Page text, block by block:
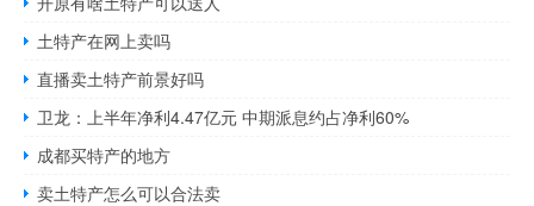
土特产在网上卖吗
直播卖土特产前景好吗
卫龙：上半年净利4.47亿元 中期派息约占净利60%
成都买特产的地方
卖土特产怎么可以合法卖